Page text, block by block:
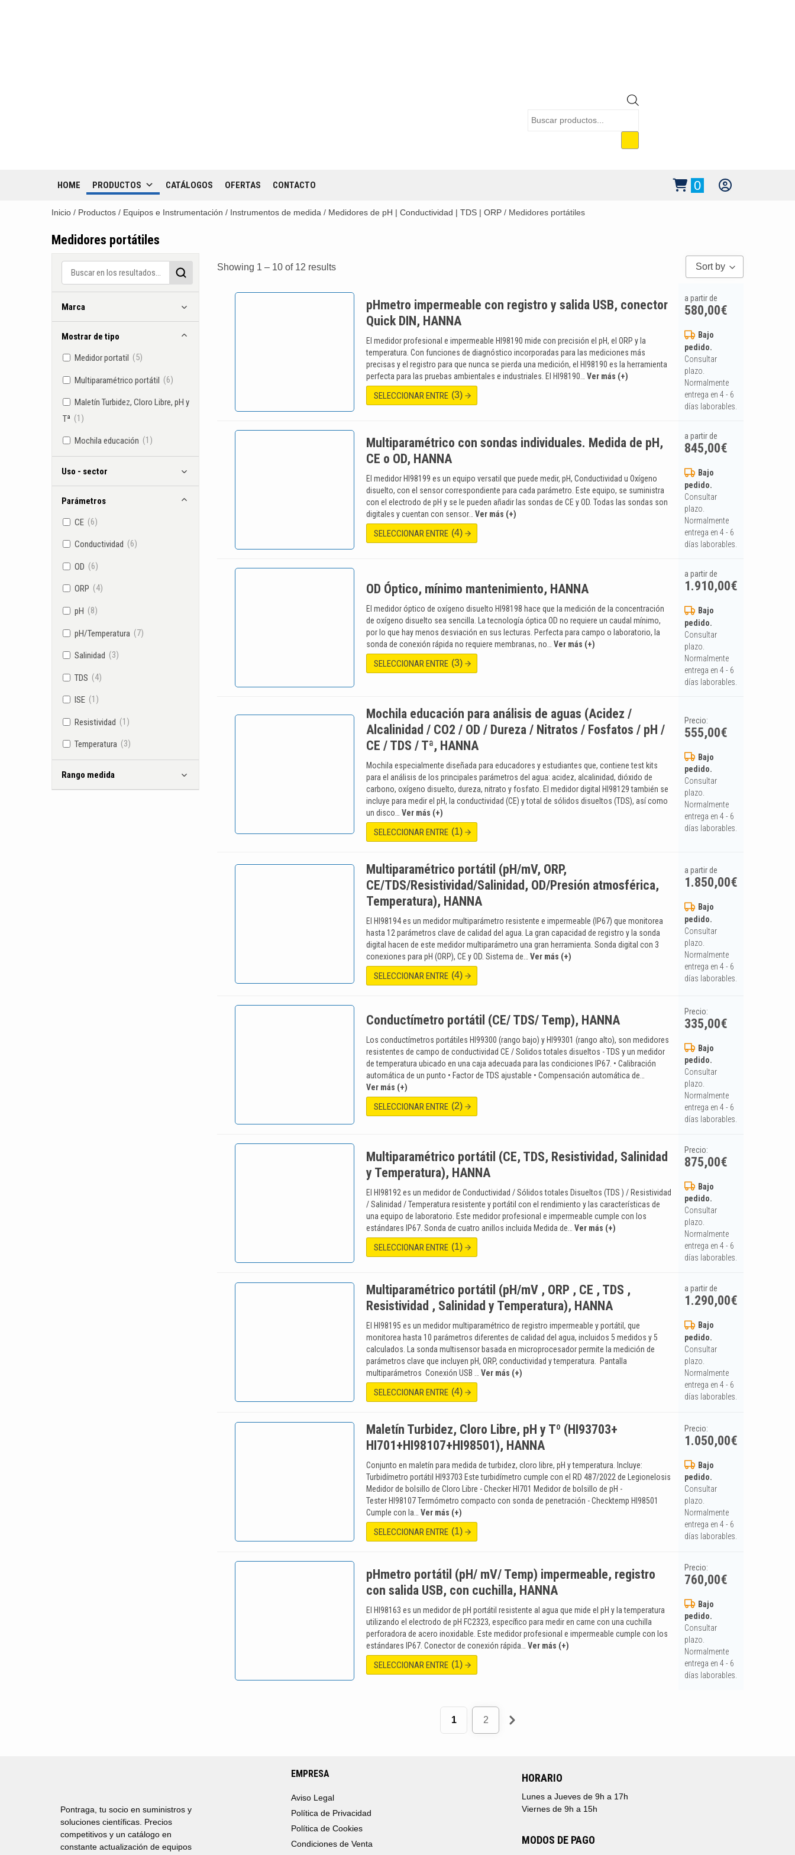
Búsqueda
HOME PRODUCTOS CATÁLOGOS OFERTAS CONTACTO 0
Inicio / Productos / Equipos e Instrumentación / Instrumentos de medida / Medidores de pH | Conductividad | TDS | ORP / Medidores portátiles
Medidores portátiles
Marca
Mostrar de tipo
Medidor portatil (5)
Multiparamétrico portátil (6)
Maletín Turbidez, Cloro Libre, pH y
Tª (1)
Mochila educación (1)
Uso - sector
Parámetros
CE (6)
Conductividad (6)
OD (6)
ORP (4)
pH (8)
pH/Temperatura (7)
Salinidad (3)
TDS (4)
ISE (1)
Resistividad (1)
Temperatura (3)
Rango medida
Showing 1 – 10 of 12 results Sort by
pHmetro impermeable con registro y salida USB, conector
Quick DIN, HANNA
El medidor profesional e impermeable HI98190 mide con precisión el pH, el ORP y la
temperatura. Con funciones de diagnóstico incorporadas para las mediciones más
precisas y el registro para que nunca se pierda una medición, el HI98190 es la herramienta
perfecta para las pruebas ambientales e industriales. El HI98190… Ver más (+)
SELECCIONAR ENTRE (3)
a partir de
580,00€
Bajo
pedido.
Consultar
plazo.
Normalmente
entrega en 4 - 6
días laborables.
Multiparamétrico con sondas individuales. Medida de pH,
CE o OD, HANNA
El medidor HI98199 es un equipo versatil que puede medir, pH, Conductividad u Oxígeno
disuelto, con el sensor correspondiente para cada parámetro. Este equipo, se suministra
con el electrodo de pH y se le pueden añadir las sondas de CE y OD. Todas las sondas son
digitales y cuentan con sensor… Ver más (+)
SELECCIONAR ENTRE (4)
a partir de
845,00€
Bajo
pedido.
Consultar
plazo.
Normalmente
entrega en 4 - 6
días laborables.
OD Óptico, mínimo mantenimiento, HANNA
El medidor óptico de oxígeno disuelto HI98198 hace que la medición de la concentración
de oxígeno disuelto sea sencilla. La tecnología óptica OD no requiere un caudal mínimo,
por lo que hay menos desviación en sus lecturas. Perfecta para campo o laboratorio, la
sonda de conexión rápida no requiere membranas, no… Ver más (+)
SELECCIONAR ENTRE (3)
a partir de
1.910,00€
Bajo
pedido.
Consultar
plazo.
Normalmente
entrega en 4 - 6
días laborables.
Mochila educación para análisis de aguas (Acidez /
Alcalinidad / CO2 / OD / Dureza / Nitratos / Fosfatos / pH /
CE / TDS / Tª, HANNA
Mochila especialmente diseñada para educadores y estudiantes que, contiene test kits
para el análisis de los principales parámetros del agua: acidez, alcalinidad, dióxido de
carbono, oxígeno disuelto, dureza, nitrato y fosfato. El medidor digital HI98129 también se
incluye para medir el pH, la conductividad (CE) y total de sólidos disueltos (TDS), así como
un disco… Ver más (+)
SELECCIONAR ENTRE (1)
Precio:
555,00€
Bajo
pedido.
Consultar
plazo.
Normalmente
entrega en 4 - 6
días laborables.
Multiparamétrico portátil (pH/mV, ORP,
CE/TDS/Resistividad/Salinidad, OD/Presión atmosférica,
Temperatura), HANNA
El HI98194 es un medidor multiparámetro resistente e impermeable (IP67) que monitorea
hasta 12 parámetros clave de calidad del agua. La gran capacidad de registro y la sonda
digital hacen de este medidor multiparámetro una gran herramienta. Sonda digital con 3
conexiones para pH (ORP), CE y OD. Sistema de… Ver más (+)
SELECCIONAR ENTRE (4)
a partir de
1.850,00€
Bajo
pedido.
Consultar
plazo.
Normalmente
entrega en 4 - 6
días laborables.
Conductímetro portátil (CE/ TDS/ Temp), HANNA
Los conductímetros portátiles HI99300 (rango bajo) y HI99301 (rango alto), son medidores
resistentes de campo de conductividad CE / Solidos totales disueltos - TDS y un medidor
de temperatura ubicado en una caja adecuada para las condiciones IP67. • Calibración
automática de un punto • Factor de TDS ajustable • Compensación automática de…
Ver más (+)
SELECCIONAR ENTRE (2)
Precio:
335,00€
Bajo
pedido.
Consultar
plazo.
Normalmente
entrega en 4 - 6
días laborables.
Multiparamétrico portátil (CE, TDS, Resistividad, Salinidad
y Temperatura), HANNA
El HI98192 es un medidor de Conductividad / Sólidos totales Disueltos (TDS ) / Resistividad
/ Salinidad / Temperatura resistente y portátil con el rendimiento y las características de
una equipo de laboratorio. Este medidor profesional e impermeable cumple con los
estándares IP67. Sonda de cuatro anillos incluida Medida de… Ver más (+)
SELECCIONAR ENTRE (1)
Precio:
875,00€
Bajo
pedido.
Consultar
plazo.
Normalmente
entrega en 4 - 6
días laborables.
Multiparamétrico portátil (pH/mV , ORP , CE , TDS ,
Resistividad , Salinidad y Temperatura), HANNA
El HI98195 es un medidor multiparamétrico de registro impermeable y portátil, que
monitorea hasta 10 parámetros diferentes de calidad del agua, incluidos 5 medidos y 5
calculados. La sonda multisensor basada en microprocesador permite la medición de
parámetros clave que incluyen pH, ORP, conductividad y temperatura. Pantalla
multiparámetros Conexión USB … Ver más (+)
SELECCIONAR ENTRE (4)
a partir de
1.290,00€
Bajo
pedido.
Consultar
plazo.
Normalmente
entrega en 4 - 6
días laborables.
Maletín Turbidez, Cloro Libre, pH y Tº (HI93703+
HI701+HI98107+HI98501), HANNA
Conjunto en maletín para medida de turbidez, cloro libre, pH y temperatura. Incluye:
Turbidímetro portátil HI93703 Este turbidímetro cumple con el RD 487/2022 de Legionelosis
Medidor de bolsillo de Cloro Libre - Checker HI701 Medidor de bolsillo de pH -
Tester HI98107 Termómetro compacto con sonda de penetración - Checktemp HI98501
Cumple con la… Ver más (+)
SELECCIONAR ENTRE (1)
Precio:
1.050,00€
Bajo
pedido.
Consultar
plazo.
Normalmente
entrega en 4 - 6
días laborables.
pHmetro portátil (pH/ mV/ Temp) impermeable, registro
con salida USB, con cuchilla, HANNA
El HI98163 es un medidor de pH portátil resistente al agua que mide el pH y la temperatura
utilizando el electrodo de pH FC2323, específico para medir en carne con una cuchilla
perforadora de acero inoxidable. Este medidor profesional e impermeable cumple con los
estándares IP67. Conector de conexión rápida… Ver más (+)
SELECCIONAR ENTRE (1)
Precio:
760,00€
Bajo
pedido.
Consultar
plazo.
Normalmente
entrega en 4 - 6
días laborables.
1 2
Pontraga, tu socio en suministros y
soluciones científicas. Precios
competitivos y un catálogo en
constante actualización de equipos
EMPRESA
Aviso Legal
Política de Privacidad
Política de Cookies
Condiciones de Venta
HORARIO
Lunes a Jueves de 9h a 17h
Viernes de 9h a 15h
MODOS DE PAGO